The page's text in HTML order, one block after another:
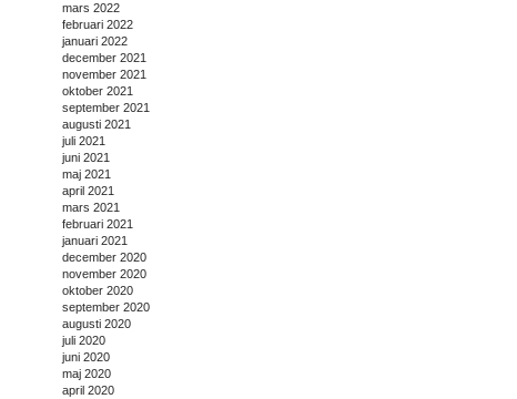
mars 2022
februari 2022
januari 2022
december 2021
november 2021
oktober 2021
september 2021
augusti 2021
juli 2021
juni 2021
maj 2021
april 2021
mars 2021
februari 2021
januari 2021
december 2020
november 2020
oktober 2020
september 2020
augusti 2020
juli 2020
juni 2020
maj 2020
april 2020